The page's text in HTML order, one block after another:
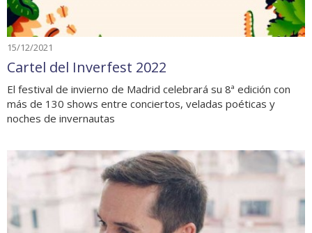
15/12/2021
Cartel del Inverfest 2022
El festival de invierno de Madrid celebrará su 8ª edición con
más de 130 shows entre conciertos, veladas poéticas y
noches de invernautas